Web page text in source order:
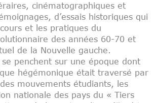
cinématographiques et
d’essais historiques qui
et les pratiques du
des années 60-70 et
de la Nouvelle gauche.
se penchent sur une époque dont
hégémonique était traversé par
mouvements étudiants, les
nationale des pays du « Tiers